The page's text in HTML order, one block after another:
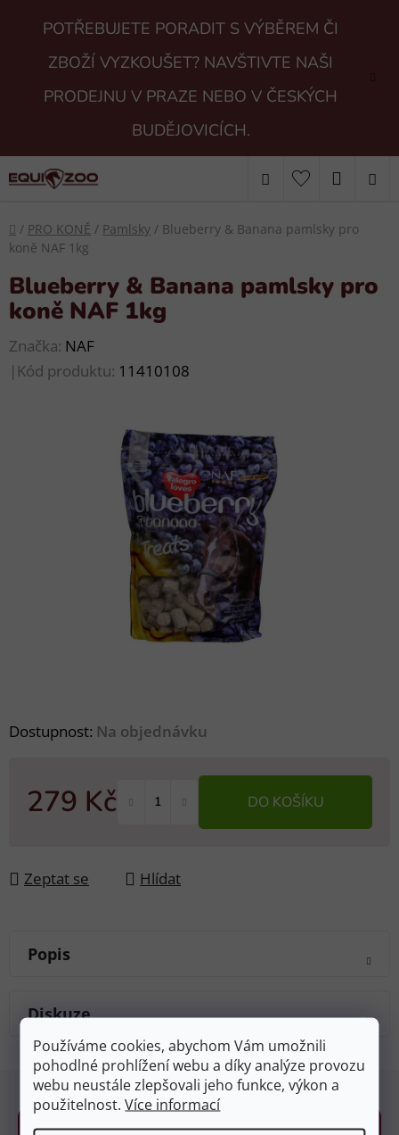
Používáme cookies, abychom Vám umožnili
pohodlné prohlížení webu a díky analýze provozu
webu neustále zlepšovali jeho funkce, výkon a
použitelnost.Více informací
POTŘEBUJETE PORADIT S VÝBĚREM ČI
ZBOŽÍ VYZKOUŠET? NAVŠTIVTE NAŠI
PRODEJNU V PRAZE NEBO V ČESKÝCH
BUDĚJOVICÍCH.
Hledat
KOŠÍK
Domů
/ PRO KONĚ / Pamlsky / Blueberry & Banana pamlsky pro
koně NAF 1kg
Dostupnost: Na objednávku
279 Kč DO KOŠÍKU
Zeptat se Hlídat
Blueberry & Banana pamlsky pro
koně NAF 1kg
Značka: NAF
| Kód produktu: 11410108
Popis
Diskuze